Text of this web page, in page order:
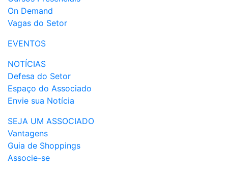
On Demand
Vagas do Setor
EVENTOS
NOTÍCIAS
Defesa do Setor
Espaço do Associado
Envie sua Notícia
SEJA UM ASSOCIADO
Vantagens
Guia de Shoppings
Associe-se